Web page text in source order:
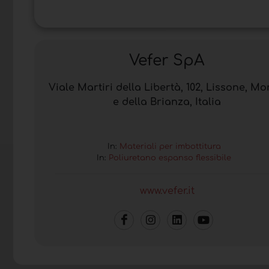
Vefer SpA
Viale Martiri della Libertà, 102, Lissone,
e della Brianza, Italia
In: Materiali per imbottitura
In: Poliuretano espanso flessibile
www.vefer.it